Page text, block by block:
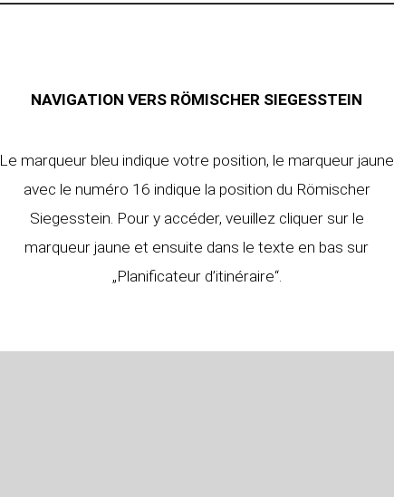
NAVIGATION VERS RÖMISCHER SIEGESSTEIN
Le marqueur bleu indique votre position, le marqueur jaune
avec le numéro 16 indique la position du Römischer
Siegesstein. Pour y accéder, veuillez cliquer sur le
marqueur jaune et ensuite dans le texte en bas sur
„Planificateur d’itinéraire“.